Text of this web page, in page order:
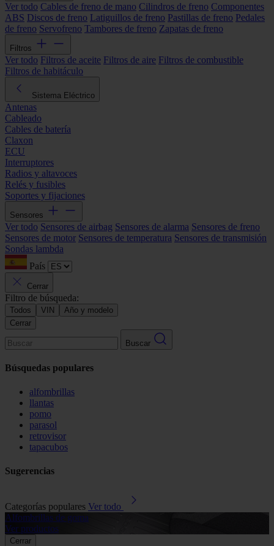
Ver todo Cables de freno de mano Cilindros de freno Componentes
ABS Discos de freno Latiguillos de freno Pastillas de freno Pedales
de freno Servofreno Tambores de freno Zapatas de freno
Filtros
Ver todo Filtros de aceite Filtros de aire Filtros de combustible
Filtros de habitáculo
Sistema Eléctrico
Antenas
Cableado
Cables de batería
Claxon
ECU
Interruptores
Radios y altavoces
Relés y fusibles
Soportes y fijaciones
Sensores
Ver todo Sensores de airbag Sensores de alarma Sensores de freno
Sensores de motor Sensores de temperatura Sensores de transmisión
Sondas lambda
País
Cerrar
Filtro de búsqueda:
Todos VIN
Año y modelo
Cerrar
Buscar
Búsquedas populares
alfombrillas
llantas
pomo
parasol
retrovisor
tapacubos
Sugerencias
Categorías populares Ver todo
Alfombrillas de goma
Ver productos
Cerrar